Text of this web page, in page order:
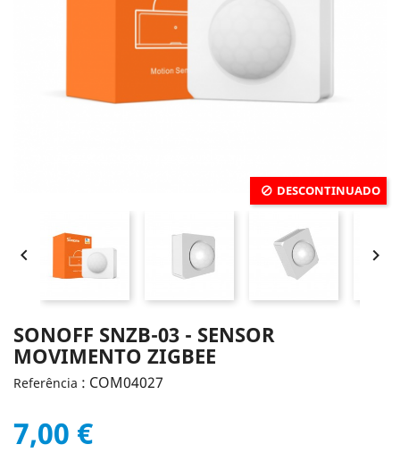
DESCONTINUADO
 
SONOFF SNZB-03 - SENSOR
MOVIMENTO ZIGBEE
Referência : COM04027
7,00 €